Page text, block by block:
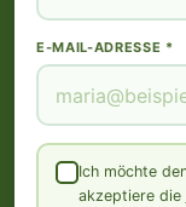
E-MAIL-ADRESSE *
Ich möchte
akzeptiere die